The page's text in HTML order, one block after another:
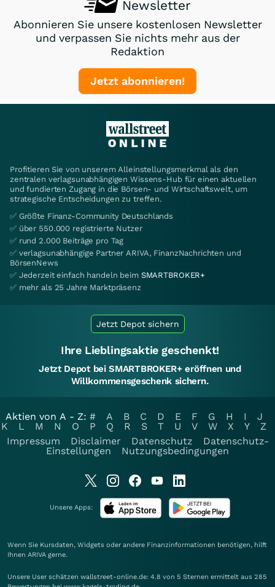
Newsletter
Abonnieren Sie unsere kostenlosen Newsletter
und verpassen Sie nichts mehr aus der
Redaktion
Jetzt abonnieren!
Profitieren Sie von unserem Alleinstellungsmerkmal als den
zentralen verlagsunabhängigen Wissens-Hub für einen aktuellen
und fundierten Zugang in die Börsen- und Wirtschaftswelt, um
strategische Entscheidungen zu treffen.
✅ Größte Finanz-Community Deutschlands
✅ über 550.000 registrierte Nutzer
✅ rund 2.000 Beiträge pro Tag
✅ verlagsunabhängige Partner ARIVA, FinanzNachrichten und
BörsenNews
✅ Jederzeit einfach handeln beim SMARTBROKER+
✅ mehr als 25 Jahre Marktpräsenz
Jetzt Depot sichern
Ihre Lieblingsaktie geschenkt!
Jetzt Depot bei SMARTBROKER+ eröffnen und
Willkommensgeschenk sichern.
Aktien von A - Z: # A B C D E F G H I
J
K
L M N O P Q R S T U V W X Y
Z
Impressum
Disclaimer Datenschutz
Datenschutz-
Einstellungen
Nutzungsbedingungen
Unsere Apps:
Wenn Sie Kursdaten, Widgets oder andere Finanzinformationen benötigen, hilft
Ihnen ARIVA gerne.
Unsere User schätzen wallstreet-online.de: 4.8 von 5 Sternen ermittelt aus 285